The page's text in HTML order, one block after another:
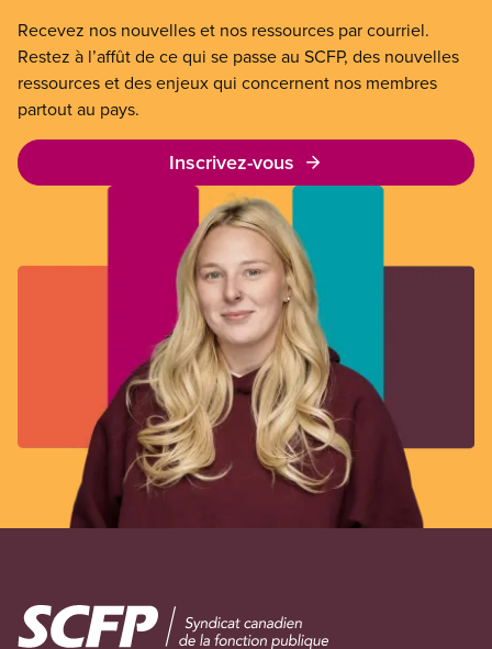
Recevez nos nouvelles et nos ressources par courriel.
Restez à l’affût de ce qui se passe au SCFP, des nouvelles
ressources et des enjeux qui concernent nos membres
partout au pays.
Inscrivez-vous
Image